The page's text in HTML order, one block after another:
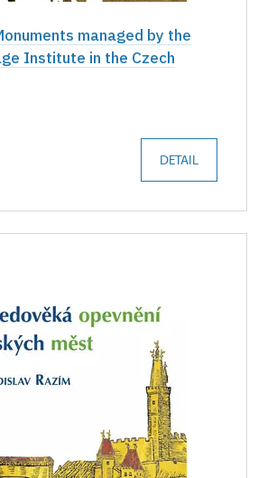
managed by the
Institute in the Czech
DETAIL